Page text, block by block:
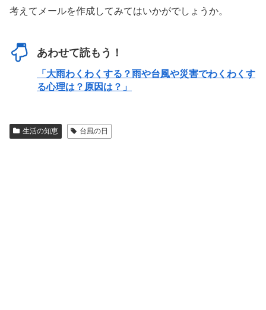
考えてメールを作成してみてはいかがでしょうか。
あわせて読もう！
「大雨わくわくする？雨や台風や災害でわくわくす
る心理は？原因は？」
生活の知恵 台風の日